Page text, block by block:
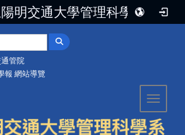
明交通大學管理科學系
管院
報 網站導覽
Toggle